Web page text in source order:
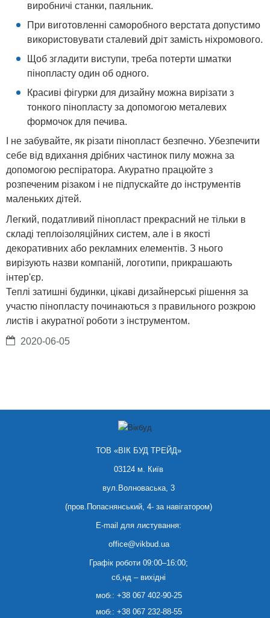
виробничі станки, паяльник.
При виготовленні саморобного верстата допустимо
використовувати сталевий дріт замість ніхромового.
Щоб згладити виступи, треба потерти шматки
пінопласту один об одного.
Красиві фігурки для дизайну можна вирізати з
тонкого пінопласту за допомогою металевих
формочок для печива.
І не забувайте, як різати пінопласт безпечно. Убезпечити
себе від вдихання дрібних частинок пилу можна за
допомогою респіратора. Акуратно працюйте з
розпеченим різаком і не підпускайте до інструментів
маленьких дітей.
Легкий, податливий пінопласт прекрасний не тільки в
складі теплоізоляційних систем, але і в якості
декоративних або рекламних елементів. З нього
вирізують назви компаній, логотипи, прикрашають
інтер'єр.
Теплі затишні будинки, цікаві дизайнерські рішення за
участю пінопласту починаються з правильного розкрою
листів і акуратної роботи з інструментом.
2020-06-05
ТОВ «ВІК БУД ТРЕЙД»
03124 м. Київ
вул.Волноваська, 3
(пров.Попаснянський, 4- за навігатором)
E-mail для листування:
office@vikbud.ua
Графік роботи 09:00–16:00;
сб,нд – вихідні
моб.: +38 067 402-90-25
моб.: +38 067 232-88-55